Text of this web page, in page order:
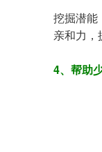
挖掘潜能
亲和力，
4、帮助